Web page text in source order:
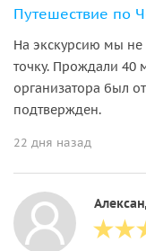
Путешествие по
На экскурсию мы не
точку. Прождали 40
организатора был
подтвержден.
22 дня назад